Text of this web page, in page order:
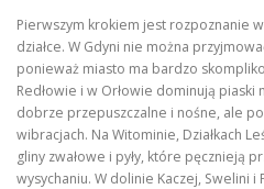
Pierwszym krokiem jest rozpoznanie
działce. W Gdyni nie można
ponieważ miasto ma bardzo
Redłowie i w Orłowie dominują
dobrze przepuszczalne i nośne, ale
wibracjach. Na Witominie, Działkach
gliny zwałowe i pyły, które pęcznieją
wysychaniu. W dolinie Kaczej, Swelini